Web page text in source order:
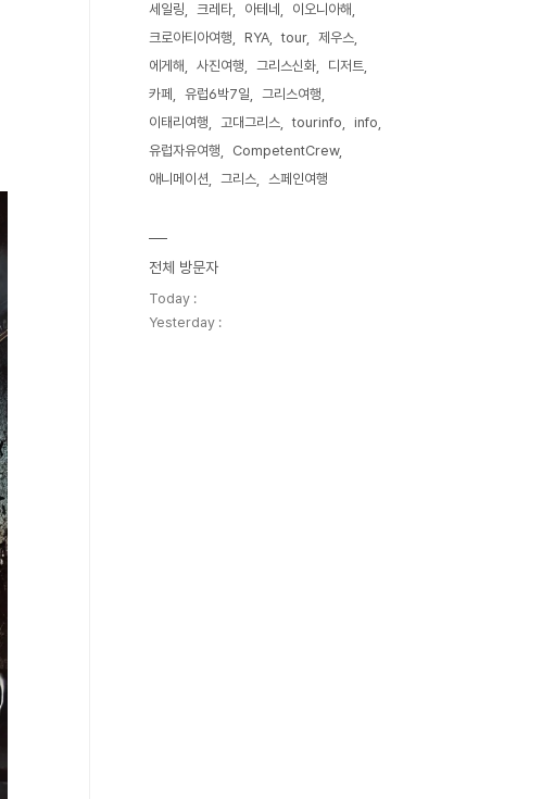
세일링
크레타 아테네
이오니아해
크로아티아여행
RYA tour
제우스
에게해
사진여행 그리스신화
디저트
카페
유럽6박7일
그리스여행
이태리여행
고대그리스 tourinfo
info
유럽자유여행
CompetentCrew
애니메이션
그리스 스페인여행
전체 방문자
Today :
Yesterday :